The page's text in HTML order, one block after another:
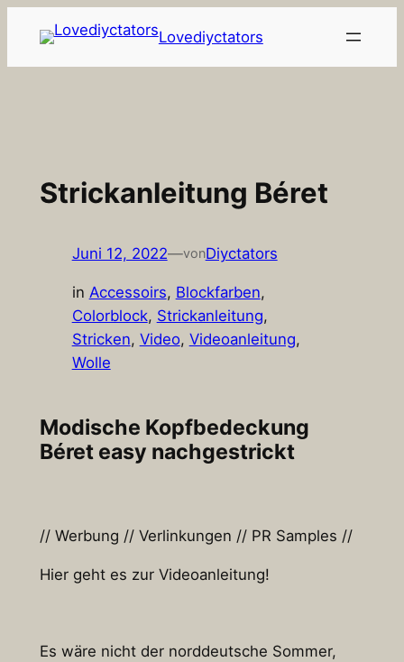
Inhalt
springen
Lovediyctators
Strickanleitung Béret
Juni 12, 2022—vonDiyctators
in Accessoirs, Blockfarben
Colorblock, Strickanleitung
Stricken, Video, Videoanleitung
Wolle
Modische Kopfbedeckung
Béret easy nachgestrickt
// Werbung // Verlinkungen // PR Samples //
Hier geht es zur Videoanleitung!
Es wäre nicht der norddeutsche Sommer,